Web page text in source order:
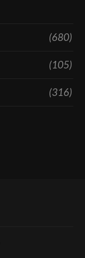
(680)
(105)
(316)